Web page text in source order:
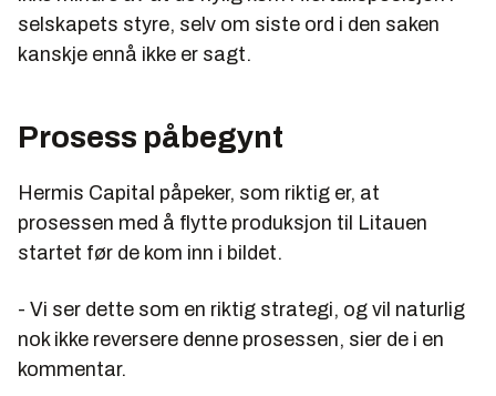
selskapets styre, selv om siste ord i den saken
kanskje ennå ikke er sagt.
Prosess påbegynt
Hermis Capital påpeker, som riktig er, at
prosessen med å flytte produksjon til Litauen
startet før de kom inn i bildet.
- Vi ser dette som en riktig strategi, og vil naturlig
nok ikke reversere denne prosessen, sier de i en
kommentar.